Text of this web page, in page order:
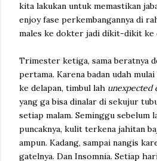
kita lakukan untuk memastikan
enjoy fase perkembangannya di
males ke dokter jadi dikit-dikit ke
Trimester ketiga, sama beratnya
pertama. Karena badan udah
ke delapan, timbul lah unexpected
yang ga bisa dinalar di sekujur
setiap malam. Seminggu sebelum
puncaknya, kulit terkena jahitan
ampun. Kadang, sampai nangis
gatelnya. Dan Insomnia. Setiap